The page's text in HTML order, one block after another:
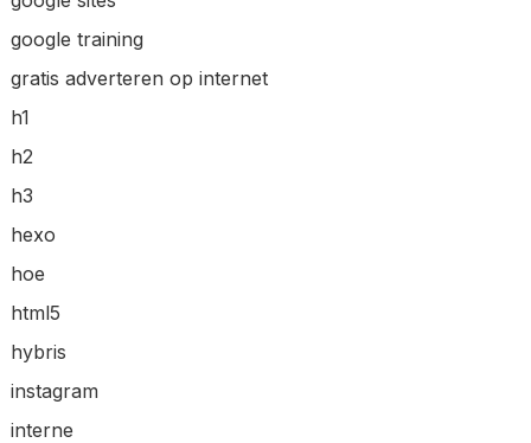
google training
gratis adverteren op internet
h1
h2
h3
hexo
hoe
html5
hybris
instagram
interne